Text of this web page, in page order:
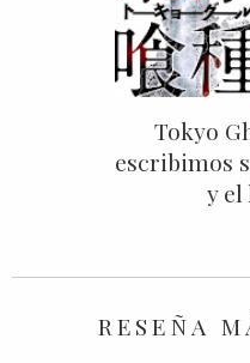
Tokyo
escribimos
y
RESEÑA